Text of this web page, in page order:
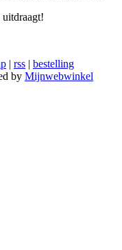
| rss | bestelling
by Mijnwebwinkel